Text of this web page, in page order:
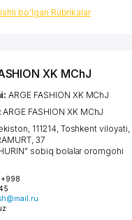
bo'lgan Rubrikalar
XK MChJ
+998
ARGE FASHION XK MChJ
ARGE FASHION XK MChJ
111214, Toshkent viloyati,
, 37
sobiq bolalar oromgohi